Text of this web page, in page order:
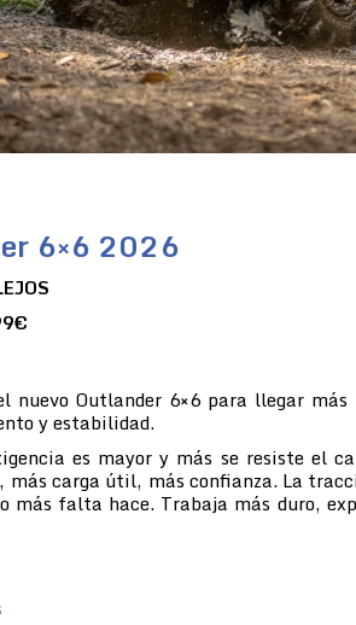
6×6 2026
nuevo Outlander 6×6 para llegar
y estabilidad.
es mayor y más se resiste el
más carga útil, más confianza. La
más falta hace. Trabaja más duro,